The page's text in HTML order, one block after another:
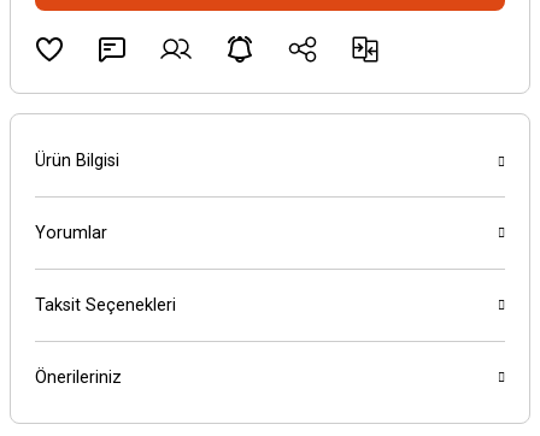
Ürün Bilgisi
Yorumlar
Taksit Seçenekleri
Önerileriniz